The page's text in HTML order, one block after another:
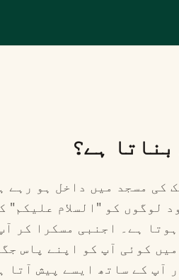
بناتا ہے؟
کی مسجد میں داخل ہو رہے
لوگوں کو "السلام علیکم"
ہے۔ اجنبی مسکرا کر
کوئی آپ کو اپنے پاس
آپ کے ساتھ ایسے پیش آتا